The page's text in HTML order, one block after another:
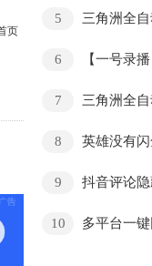
页
5
三角洲全
6
【一号录
7
三角洲全
8
英雄没有
9
抖音评论
10
多平台一